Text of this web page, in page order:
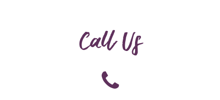
Call Us